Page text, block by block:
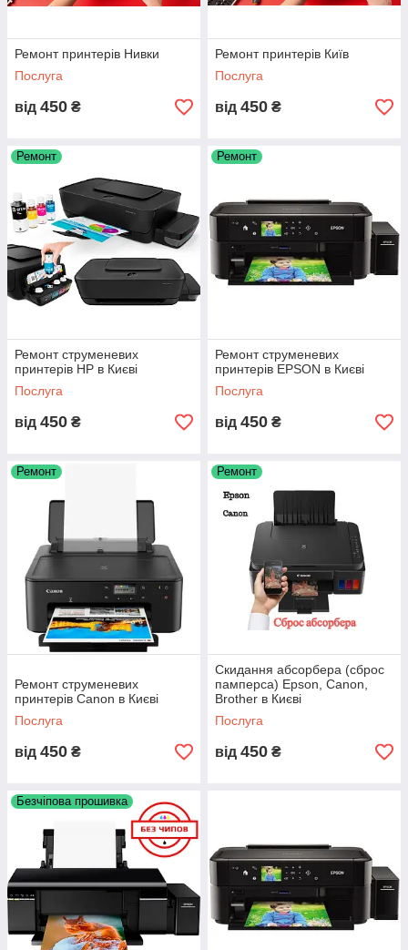
Ремонт принтерів Нивки
Послуга
від 450 ₴
Ремонт принтерів Київ
Послуга
від 450 ₴
Ремонт
Ремонт струменевих
принтерів HP в Києві
Послуга
від 450 ₴
Ремонт
Ремонт струменевих
принтерів EPSON в Києві
Послуга
від 450 ₴
Ремонт
Ремонт струменевих
принтерів Canon в Києві
Послуга
від 450 ₴
Ремонт
Скидання абсорбера (сброс
памперса) Epson, Canon,
Brother в Києві
Послуга
від 450 ₴
Безчіпова прошивка